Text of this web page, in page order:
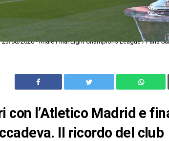
con l’Atletico Madrid e
Il ricordo del club